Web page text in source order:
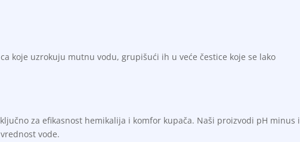
koje uzrokuju mutnu vodu, grupišući ih u veće čestice koje se lako
za efikasnost hemikalija i komfor kupača. Naši proizvodi pH minus i
vode.